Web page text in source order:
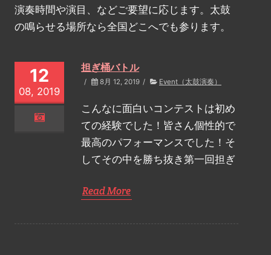
演奏時間や演目、などご要望に応じます。太鼓
の鳴らせる場所なら全国どこへでも参ります。
12
08, 2019
担ぎ桶バトル
/ 8月 12, 2019 / Event（太鼓演奏）
こんなに面白いコンテストは初め
ての経験でした！皆さん個性的で
最高のパフォーマンスでした！そ
してその中を勝ち抜き第一回担ぎ
Read More